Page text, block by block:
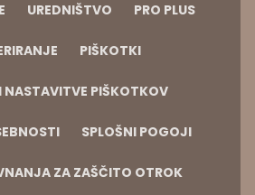
UREDNIŠTVO PRO PLUS
PIŠKOTKI
NASTAVITVE PIŠKOTKOV
SPLOŠNI POGOJI
ZA ZAŠČITO OTROK